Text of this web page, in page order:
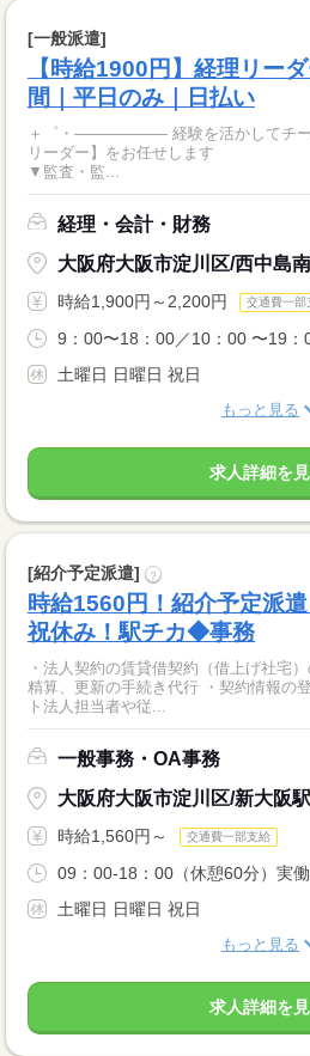
[一般派遣]
【時給1900円】経理リー
間｜平日のみ｜日払い
＋゜・―――――― 経験を活かしてチームを支える！ 【経理事務の
リーダー】をお任せし
▼監査・監...
経理・会計・財務
大阪府大阪市淀川区/西中島
時給1,900円～2,200円 交通費一部
9：00〜18：00／10：00 〜19：
土曜日 日曜日 祝日
もっと見る
求人詳細を
[紹介予定派遣] ?
時給1560円！紹介予定派
祝休み！駅チカ◆事務
・法人契約の賃貸借契約（借上げ社宅
精算、更新の手続き代行 ・契約情報の
ト法人担当者や従...
一般事務・OA事務
大阪府大阪市淀川区/新大阪駅
時給1,560円～ 交通費一部支給
09：00-18：00（休憩60分）実働
土曜日 日曜日 祝日
もっと見る
求人詳細を